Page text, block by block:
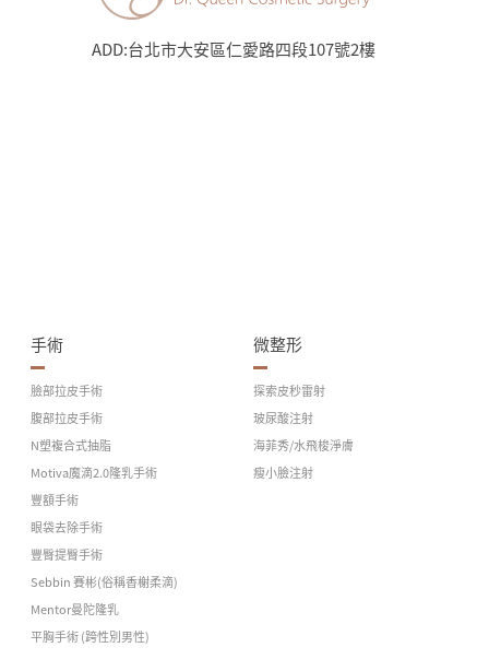
ADD:台北市大安區仁愛路四段107號2樓
手術
臉部拉皮手術
腹部拉皮手術
N塑複合式抽脂
Motiva魔滴2.0隆乳手術
豐額手術
眼袋去除手術
豐臀提臀手術
Sebbin 賽彬(俗稱香榭柔滴)
Mentor曼陀隆乳
平胸手術 (跨性別男性)
微整形
探索皮秒雷射
玻尿酸注射
海菲秀/水飛梭淨膚
瘦小臉注射